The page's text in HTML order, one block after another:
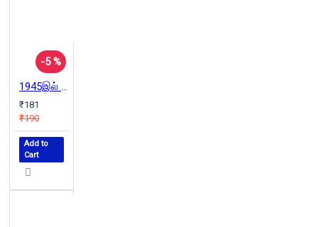
-5 %
1945இல் இப்படியெல்லாம் இருந்தது
₹181
₹190
Add to
Cart